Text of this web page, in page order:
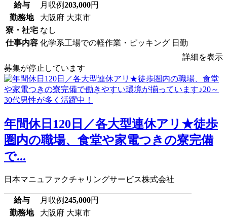
給与 月収例203,000円
勤務地
大阪府 大東市
寮・社宅 なし
仕事内容 化学系工場での軽作業・ピッキング 日勤
詳細を表示
募集が停止しています
年間休日120日／各大型連休アリ★徒歩
圏内の職場、食堂や家電つきの寮完備
で...
日本マニュファクチャリングサービス株式会社
給与 月収例245,000円
勤務地
大阪府 大東市